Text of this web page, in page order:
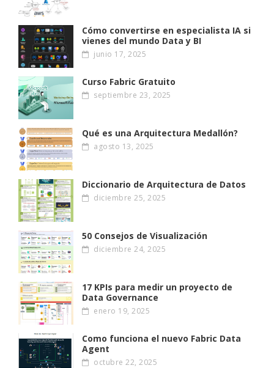
Cómo convertirse en especialista IA si
vienes del mundo Data y BI
junio 17, 2025
Curso Fabric Gratuito
septiembre 23, 2025
Qué es una Arquitectura Medallón?
agosto 13, 2025
Diccionario de Arquitectura de Datos
diciembre 25, 2025
50 Consejos de Visualización
diciembre 24, 2025
17 KPIs para medir un proyecto de
Data Governance
enero 19, 2025
Como funciona el nuevo Fabric Data
Agent
octubre 22, 2025